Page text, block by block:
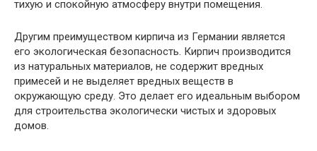
тихую и спокойную атмосферу внутри помещения.
Другим преимуществом кирпича из Германии является
его экологическая безопасность. Кирпич производится
из натуральных материалов, не содержит вредных
примесей и не выделяет вредных веществ в
окружающую среду. Это делает его идеальным выбором
для строительства экологически чистых и здоровых
домов.